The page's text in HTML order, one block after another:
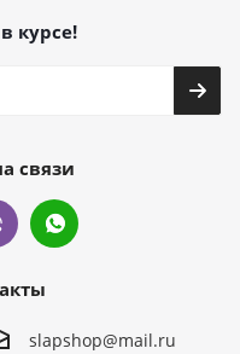
курсе!
связи
slapshop@mail.ru